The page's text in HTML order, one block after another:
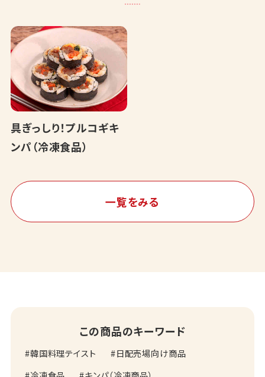
具ぎっしり！プルコギキ
ンパ（冷凍食品）
一覧をみる
この商品のキーワード
韓国料理テイスト
日配売場向け商品